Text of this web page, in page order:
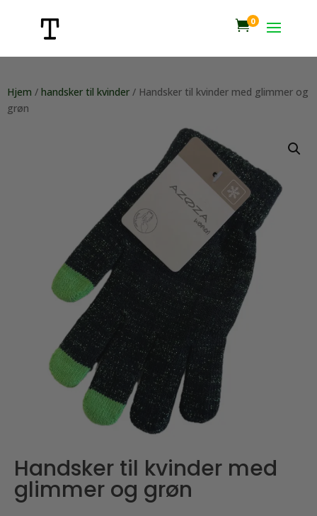
0
Hjem / handsker til kvinder / Handsker til kvinder med glimmer og
grøn
Handsker til kvinder med
glimmer og grøn